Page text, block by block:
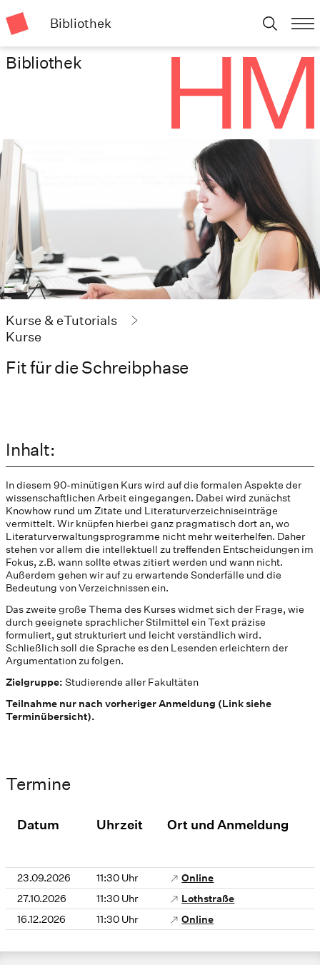
Bibliothek
Bibliothek
Kurse & eTutorials
Kurse
Fit für die Schreibphase
Inhalt:
In diesem 90-minütigen Kurs wird auf die formalen Aspekte der
wissenschaftlichen Arbeit eingegangen. Dabei wird zunächst
Knowhow rund um Zitate und Literaturverzeichniseinträge
vermittelt. Wir knüpfen hierbei ganz pragmatisch dort an, wo
Literaturverwaltungsprogramme nicht mehr weiterhelfen. Daher
stehen vor allem die intellektuell zu treffenden Entscheidungen im
Fokus, z.B. wann sollte etwas zitiert werden und wann nicht.
Außerdem gehen wir auf zu erwartende Sonderfälle und die
Bedeutung von Verzeichnissen ein.
Das zweite große Thema des Kurses widmet sich der Frage, wie
durch geeignete sprachlicher Stilmittel ein Text präzise
formuliert, gut strukturiert und leicht verständlich wird.
Schließlich soll die Sprache es den Lesenden erleichtern der
Argumentation zu folgen.
Zielgruppe: Studierende aller Fakultäten
Teilnahme nur nach vorheriger Anmeldung (Link siehe
Terminübersicht).
Termine
Datum Uhrzeit Ort und Anmeldung
23.09.2026 11:30 Uhr
Online
27.10.2026
11:30 Uhr
Lothstraße
16.12.2026
11:30 Uhr Online